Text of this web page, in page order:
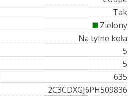
Tak
Zielony
Na tylne koła
5
5
635
2C3CDXGJ6PH509836